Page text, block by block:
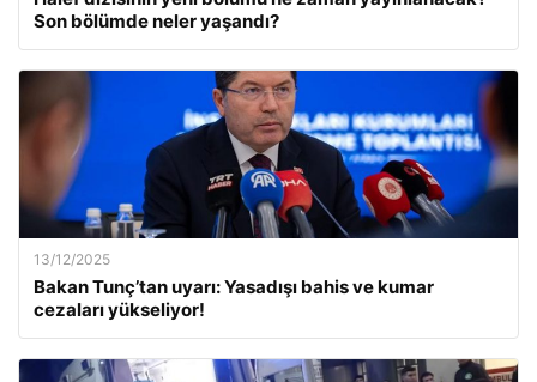
Son bölümde neler yaşandı?
13/12/2025
Bakan Tunç’tan uyarı: Yasadışı bahis ve kumar
cezaları yükseliyor!